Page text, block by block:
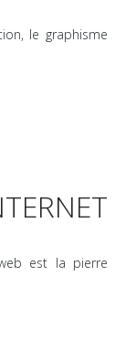
le graphisme
est la pierre